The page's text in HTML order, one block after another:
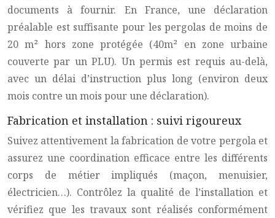
documents à fournir. En France, une déclaration
préalable est suffisante pour les pergolas de moins de
20 m² hors zone protégée (40m² en zone urbaine
couverte par un PLU). Un permis est requis au-delà,
avec un délai d’instruction plus long (environ deux
mois contre un mois pour une déclaration).
Fabrication et installation : suivi rigoureux
Suivez attentivement la fabrication de votre pergola et
assurez une coordination efficace entre les différents
corps de métier impliqués (maçon, menuisier,
électricien…). Contrôlez la qualité de l’installation et
vérifiez que les travaux sont réalisés conformément